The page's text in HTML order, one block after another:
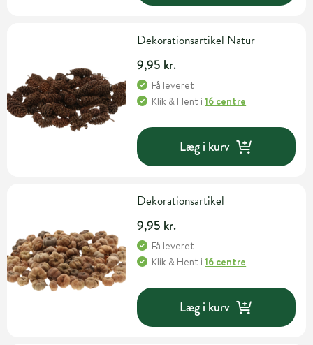
Dekorationsartikel Natur
9,95 kr.
Få leveret
Klik & Hent i16 centre
Læg i kurv
Dekorationsartikel
9,95 kr.
Få leveret
Klik & Hent i16 centre
Læg i kurv